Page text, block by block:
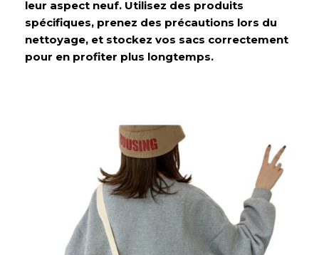
leur aspect neuf. Utilisez des produits
spécifiques, prenez des précautions lors du
nettoyage, et stockez vos sacs correctement
pour en profiter plus longtemps.